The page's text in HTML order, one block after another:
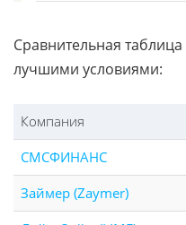
Сравнительная таблица
лучшими условиями:
Компания
СМСФИНАНС
Займер (Zaymer)